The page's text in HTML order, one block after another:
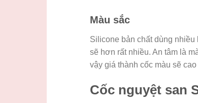
Màu sắc
Silicone bản chất dùng
sẽ hơn rất nhiều. An tâm là
vậy giá thành cốc màu sẽ
Cốc nguyệt san